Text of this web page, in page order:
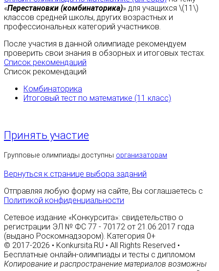
«Перестановки (комбинаторика)» для учащихся \(11\)
классов средней школы, других возрастных и
профессиональных категорий участников.
После участия в данной олимпиаде рекомендуем
проверить свои знания в обзорных и итоговых тестах.
Список рекомендаций
Список рекомендаций
Комбинаторика
Итоговый тест по математике (11 класс)
Принять участие
Групповые олимпиады доступны организаторам
Вернуться к странице выбора заданий
Отправляя любую форму на сайте, Вы соглашаетесь с
Политикой конфиденциальности
Сетевое издание «Конкурсита»: свидетельство о
регистрации ЭЛ № ФС 77 - 70172 от 21.06.2017 года
(выдано Роскомнадзором). Категория 0+
© 2017-2026 • Konkursita.RU • All Rights Reserved •
Бесплатные онлайн-олимпиады и тесты с дипломом
Копирование и распространение материалов возможны